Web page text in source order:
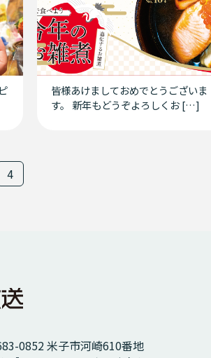
皆様あけましておめでとうございま
す。 新年もどうぞよろしくお […]
4
0852 米子市河崎610番地